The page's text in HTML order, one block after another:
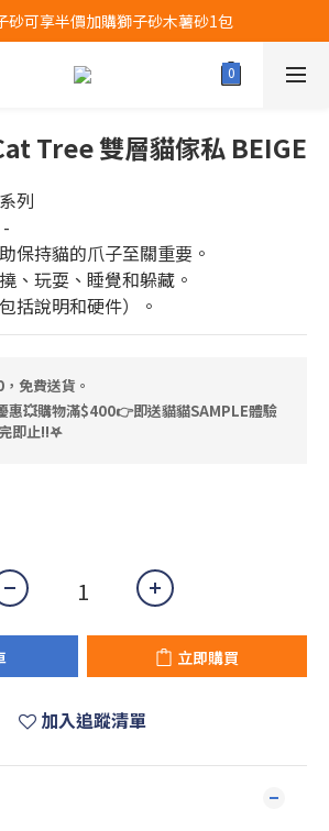
線現貨8折！立即點擊火速搶購
砂可享半價加購獅子砂木薯砂1包
全線現貨8折！立即點擊火速搶購
Tree 雙層貓傢私 BEIGE
列
保持貓的爪子至關重要。
、玩耍、睡覺和躲藏。
括說明和硬件）。
免費送貨。
惠💥購物滿$400👉即送貓貓SAMPLE體驗
即止!!𖤐
立即購買
加入追蹤清單